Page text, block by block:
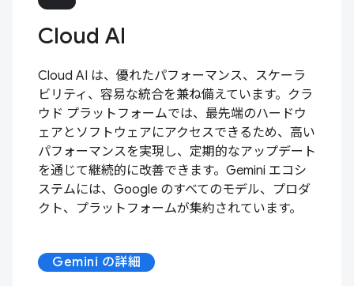
Cloud AI
Cloud AI は、優れたパフォーマンス、スケーラ
ビリティ、容易な統合を兼ね備えています。クラ
ウド プラットフォームでは、最先端のハードウ
ェアとソフトウェアにアクセスできるため、高い
パフォーマンスを実現し、定期的なアップデート
を通じて継続的に改善できます。Gemini エコシ
ステムには、Google のすべてのモデル、プロダ
クト、プラットフォームが集約されています。
Gemini の詳細